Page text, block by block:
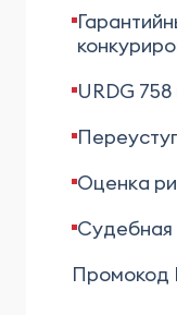
URDG
Оценка
Судебная
Промокод